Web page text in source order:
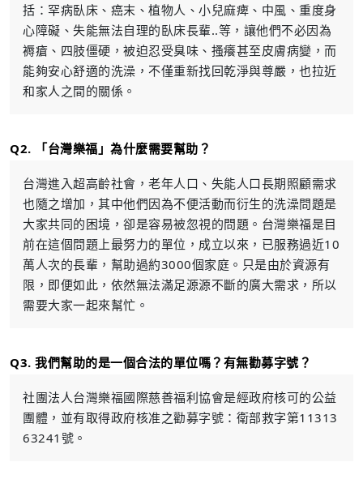
括：罕病臥床、癌末、植物人、小兒麻痺、中風、重度身
心障礙、失能無法自理的臥床長輩..等，讓他們不必因為
褥瘡、四肢僵硬，被迫忍受臭味、搔癢甚至皮膚病變，而
能夠安心舒適的洗澡，不僅重新找回乾淨與尊嚴，也拉近
和家人之間的關係。
Q2. 「台灣樂福」為什麼需要幫助？
台灣進入超高齡社會，老年人口、失能人口長期照顧需求
也隨之增加，其中他們因為不便活動而衍生的洗澡問題是
大家共同的困境，卻是容易被忽視的問題。台灣樂福是目
前在這個問題上最努力的單位，成立以來，已服務過近10
萬人次的長輩，幫助過約3000個家庭。只是由於資源有
限，即便如此，依然無法滿足源源不斷的廣大需求，所以
需要大家一起來幫忙。
Q3. 我們幫助的是一個合法的單位嗎？有無勸募字號？
社團法人台灣樂福國際慈善福利協會是經政府核可的公益
團體，並有取得政府核准之勸募字號：衛部救字第11313
63241號。